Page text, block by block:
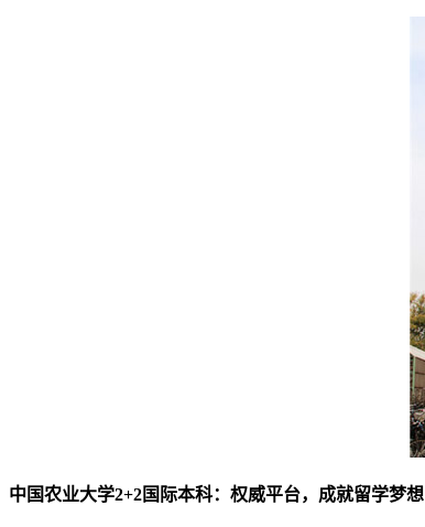
中国农业大学2+2国际本科：权威平台，成就留学梦想